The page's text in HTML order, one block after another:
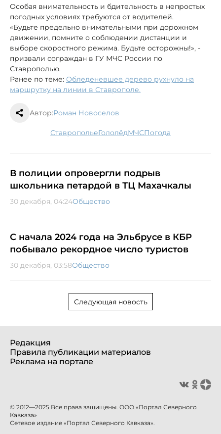
Особая внимательность и бдительность в непростых
погодных условиях требуются от водителей.
«Будьте предельно внимательными при дорожном
движении, помните о соблюдении дистанции и
выборе скоростного режима. Будьте осторожны!», -
призвали сограждан в ГУ МЧС России по
Ставрополью.
Ранее по теме: Обледеневшее дерево рухнуло на
маршрутку на линии в Ставрополе.
Автор:Роман Новоселов
Ставрополье гололёд МЧС погода
В полиции опровергли подрыв
школьника петардой в ТЦ Махачкалы
30 декабря, 04:24Общество
С начала 2024 года на Эльбрусе в КБР
побывало рекордное число туристов
30 декабря, 03:58Общество
Следующая новость
Редакция
Правила публикации материалов
Реклама на портале
© 2012—2025 Все права защищены. ООО «Портал Северного
Кавказа»
Сетевое издание «Портал Северного Кавказа».